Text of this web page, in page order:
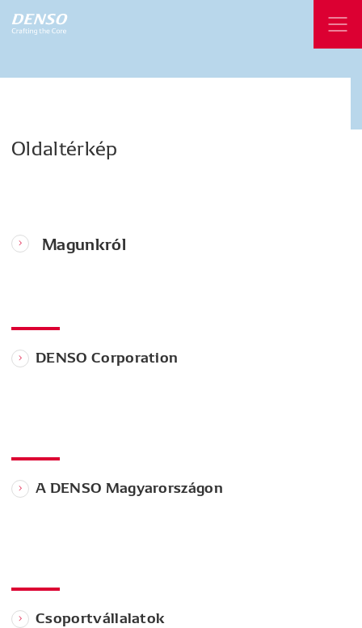
Oldaltérkép
Magunkról
DENSO Corporation
A DENSO Magyarországon
Csoportvállalatok